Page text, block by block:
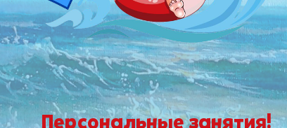
Персональные занятия!